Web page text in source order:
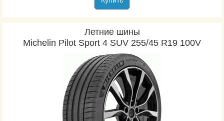
Летние шины
Michelin Pilot Sport 4 SUV 255/45 R19 100V